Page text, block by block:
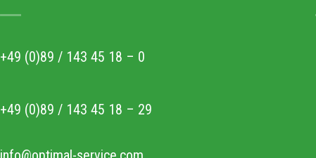
+49 (0)89 / 143 45 18 – 0
+49 (0)89 / 143 45 18 – 29